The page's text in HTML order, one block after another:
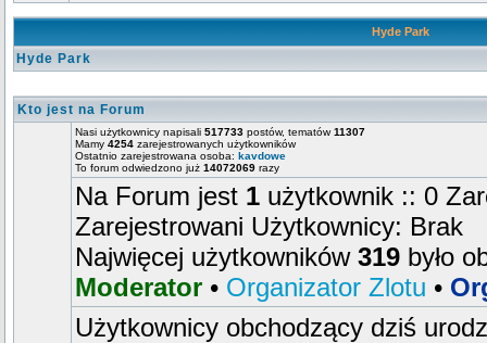
Hyde Park
Hyde Park
Kto jest na Forum
Nasi użytkownicy napisali 517733 postów, tematów11307
Mamy 4254 zarejestrowanych użytkowników
Ostatnio zarejestrowana osoba: kavdowe
To forum odwiedzono już 14072069 razy
Na Forum jest 1 użytkownik :: 0
Zarejestrowani Użytkownicy: Brak
Najwięcej użytkowników 319 było
Moderator • Organizator Zlotu •
Użytkownicy obchodzący dziś